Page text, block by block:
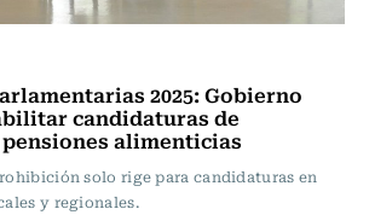
2025: Gobierno
candidaturas de
alimenticias
solo rige para candidaturas en
y regionales.